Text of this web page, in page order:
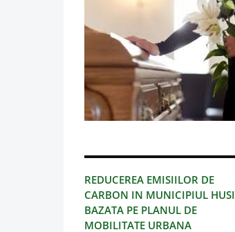
REDUCEREA EMISIILOR DE
CARBON IN MUNICIPIUL HUSI
BAZATA PE PLANUL DE
MOBILITATE URBANA